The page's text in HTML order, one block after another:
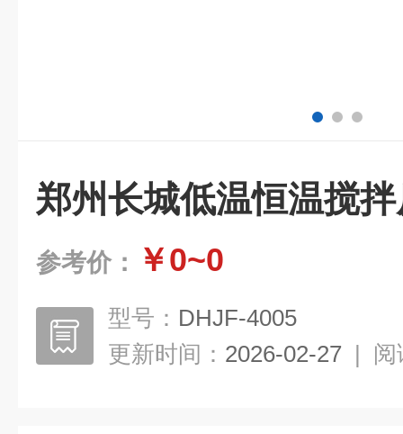
郑州长城低温恒温搅
参考价： ￥0~0
型号： DHJF-4005
更新时间： 2026-02-27 | 阅